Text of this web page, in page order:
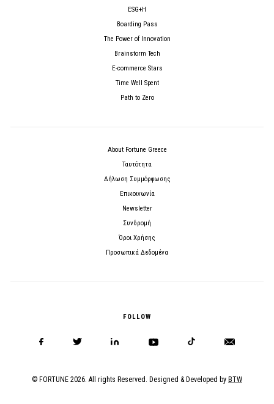
ESG+H
Boarding Pass
The Power of Innovation
Brainstorm Tech
E-commerce Stars
Time Well Spent
Path to Zero
About Fortune Greece
Ταυτότητα
Δήλωση Συμμόρφωσης
Επικοινωνία
Newsletter
Συνδρομή
Όροι Χρήσης
Προσωπικά Δεδομένα
FOLLOW
© FORTUNE 2026. All rights Reserved. Designed & Developed by BTW